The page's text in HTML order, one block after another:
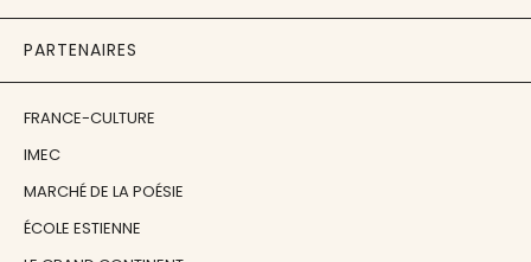
PARTENAIRES
FRANCE-CULTURE
IMEC
MARCHÉ DE LA POÉSIE
ÉCOLE ESTIENNE